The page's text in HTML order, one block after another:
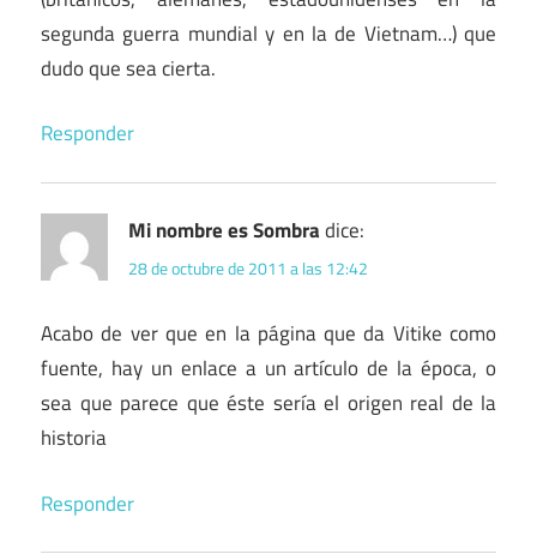
segunda guerra mundial y en la de Vietnam…) que
dudo que sea cierta.
Responder
Mi nombre es Sombradice:
28 de octubre de 2011 a las 12:42
Acabo de ver que en la página que da Vitike como
fuente, hay un enlace a un artículo de la época, o
sea que parece que éste sería el origen real de la
historia
Responder